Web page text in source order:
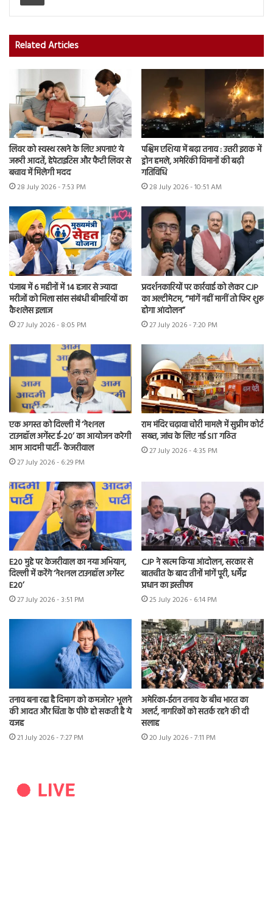
Related Articles
लिवर को स्वस्थ रखने के लिए अपनाएं ये
जरूरी आदतें, हेपेटाइटिस और फैटी लिवर से
बचाव में मिलेगी मदद
28 July 2026 - 7:53 PM
पश्चिम एशिया में बढ़ा तनाव : उत्तरी इराक में
ड्रोन हमले, अमेरिकी विमानों की बढ़ी
गतिविधि
28 July 2026 - 10:51 AM
पंजाब में 6 महीनों में 14 हजार से ज्यादा
मरीजों को मिला सांस संबंधी बीमारियों का
कैशलेस इलाज
27 July 2026 - 8:05 PM
प्रदर्शनकारियों पर कार्रवाई को लेकर CJP
का अल्टीमेटम, “मांगें नहीं मानीं तो फिर शुरू
होगा आंदोलन”
27 July 2026 - 7:20 PM
एक अगस्त को दिल्ली में ‘नेशनल
टाउनहॉल अगेंस्ट ई-20’ का आयोजन करेगी
आम आदमी पार्टी- केजरीवाल
27 July 2026 - 6:29 PM
राम मंदिर चढ़ावा चोरी मामले में सुप्रीम कोर्ट
सख्त, जांच के लिए नई SIT गठित
27 July 2026 - 4:35 PM
E20 मुद्दे पर केजरीवाल का नया अभियान,
दिल्ली में करेंगे ‘नेशनल टाउनहॉल अगेंस्ट
E20’
27 July 2026 - 3:51 PM
CJP ने खत्म किया आंदोलन, सरकार से
बातचीत के बाद तीनों मांगें पूरी, धर्मेंद्र
प्रधान का इस्तीफा
25 July 2026 - 6:14 PM
तनाव बना रहा है दिमाग को कमजोर? भूलने
की आदत और चिंता के पीछे हो सकती है ये
वजह
21 July 2026 - 7:27 PM
अमेरिका-ईरान तनाव के बीच भारत का
अलर्ट, नागरिकों को सतर्क रहने की दी
सलाह
20 July 2026 - 7:11 PM